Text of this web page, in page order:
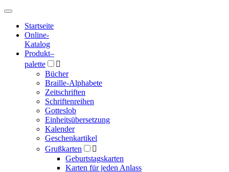
Hauptmenü
Hauptmenü
Startseite
Online-
Katalog
Produkt–
palette

Bücher
Braille-Alphabete
Zeitschriften
Schriftenreihen
Gotteslob
Einheitsübersetzung
Kalender
Geschenkartikel
Grußkarten

Geburtstagskarten
Karten für jeden Anlass